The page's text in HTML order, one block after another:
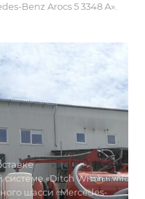
Benz Arocs 5 3348 A».
системе «Ditch Witch
шасси «Mercedes-